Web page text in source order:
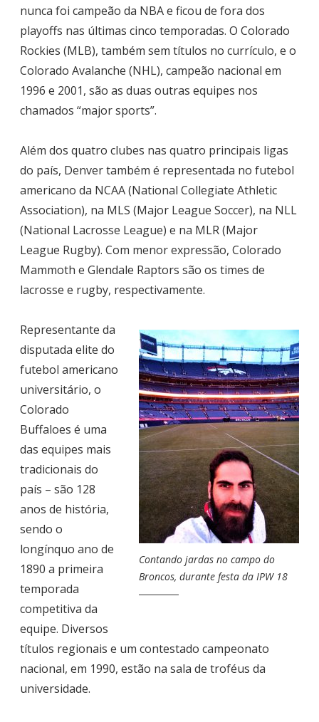
nunca foi campeão da NBA e ficou de fora dos
playoffs nas últimas cinco temporadas. O Colorado
Rockies (MLB), também sem títulos no currículo, e o
Colorado Avalanche (NHL), campeão nacional em
1996 e 2001, são as duas outras equipes nos
chamados “major sports”.
Além dos quatro clubes nas quatro principais ligas
do país, Denver também é representada no futebol
americano da NCAA (National Collegiate Athletic
Association), na MLS (Major League Soccer), na NLL
(National Lacrosse League) e na MLR (Major
League Rugby). Com menor expressão, Colorado
Mammoth e Glendale Raptors são os times de
lacrosse e rugby, respectivamente.
Contando jardas no campo do
Broncos, durante festa da IPW 18
Representante da
disputada elite do
futebol americano
universitário, o
Colorado
Buffaloes é uma
das equipes mais
tradicionais do
país – são 128
anos de história,
sendo o
longínquo ano de
1890 a primeira
temporada
competitiva da
equipe. Diversos
títulos regionais e um contestado campeonato
nacional, em 1990, estão na sala de troféus da
universidade.